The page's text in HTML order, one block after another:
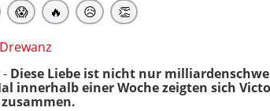
😱 🔥 😥 👏
Diese Liebe ist nicht nur
innerhalb einer Woche zeigten sich